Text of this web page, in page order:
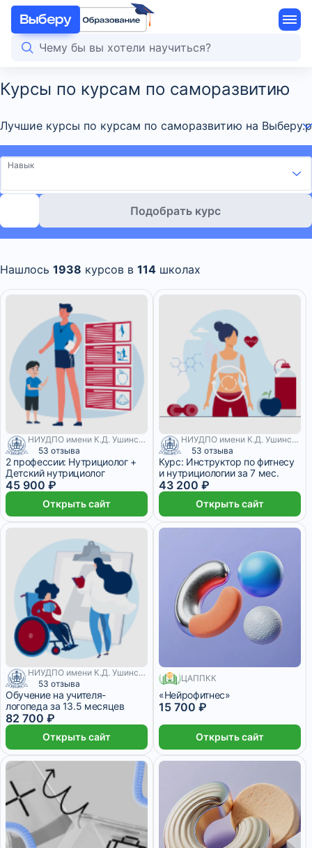
Курсы по курсам по саморазвитию
Лучшие курсы по курсам по саморазвитию на
Навык
Подобрать курс
Нашлось 1938 курсов в 114 школах
НИУДПО имени К.Д. Ушинского
53 отзыва
2 профессии: Нутрициолог +
Детский нутрициолог
45 900 ₽
Открыть сайт
НИУДПО имени К.Д. Ушинского
53 отзыва
Курс: Инструктор по фитнесу
и нутрициологии за 7 мес.
43 200 ₽
Открыть сайт
НИУДПО имени К.Д. Ушинского
53 отзыва
Обучение на учителя-
логопеда за 13.5 месяцев
82 700 ₽
Открыть сайт
108 месяцев
ЦАППКК
«Нейрофитнес»
15 700 ₽
Открыть сайт